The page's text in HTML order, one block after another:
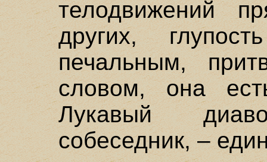
телодвижений
других,
печальным,
словом, она
Лукавый
собеседник, –